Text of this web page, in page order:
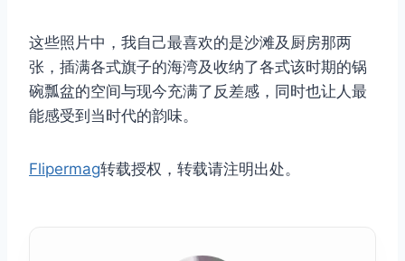
这些照片中，我自己最喜欢的是沙滩及厨房那两
张，插满各式旗子的海湾及收纳了各式该时期的锅
碗瓢盆的空间与现今充满了反差感，同时也让人最
能感受到当时代的韵味。
Flipermag转载授权，转载请注明出处。